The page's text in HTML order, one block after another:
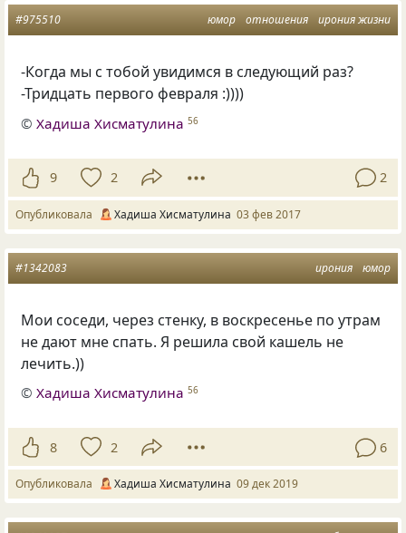
юмор отношения ирония жизни
#975510
-Когда мы с тобой увидимся в следующий раз?
-Тридцать первого февраля :))))
©Хадиша Хисматулина 56
9 2 2
Опубликовала Хадиша Хисматулина 03 фев 2017
ирония юмор
#1342083
Мои соседи, через стенку, в воскресенье по утрам
не дают мне спать. Я решила свой кашель не
лечить.))
©Хадиша Хисматулина 56
8 2 6
Опубликовала Хадиша Хисматулина 09 дек 2019